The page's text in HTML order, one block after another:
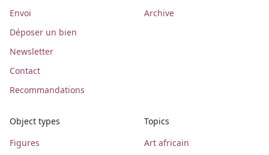
Envoi
Déposer un bien
Newsletter
Contact
Recommandations
Archive
Object types
Figures
Topics
Art africain